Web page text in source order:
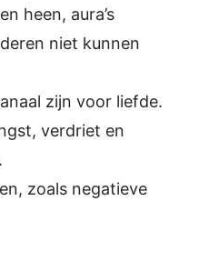
heen, aura’s
niet kunnen
zijn voor liefde.
verdriet en
zoals negatieve